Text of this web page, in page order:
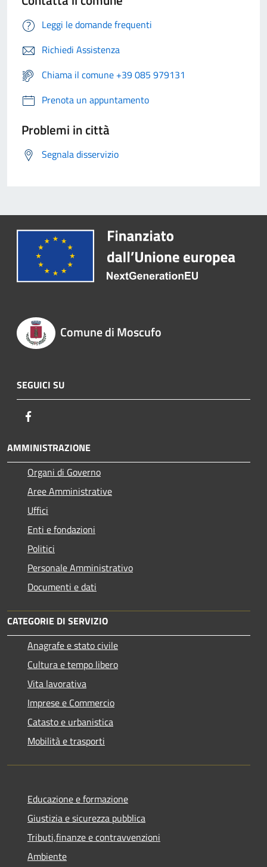
Leggi le domande frequenti
Richiedi Assistenza
Chiama il comune +39 085 979131
Prenota un appuntamento
Problemi in città
Segnala disservizio
Comune di Moscufo
SEGUICI SU
AMMINISTRAZIONE
Organi di Governo
Aree Amministrative
Uffici
Enti e fondazioni
Politici
Personale Amministrativo
Documenti e dati
CATEGORIE DI SERVIZIO
Anagrafe e stato civile
Cultura e tempo libero
Vita lavorativa
Imprese e Commercio
Catasto e urbanistica
Mobilità e trasporti
Educazione e formazione
Giustizia e sicurezza pubblica
Tributi,finanze e contravvenzioni
Ambiente